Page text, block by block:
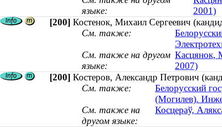
языке:
2001)
[200] Костенок, Михаил Сергеевич
См. также:
См. также на другом
языке:
Касцянок,
2007)
[200] Костеров, Александр Петрович
См. также:
Белорусский
(Могилев).
См. также на
другом языке:
Косцераў,